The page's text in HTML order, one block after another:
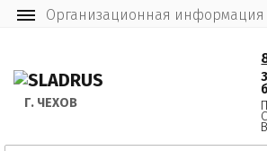
Организационная информация
Г. ЧЕХОВ